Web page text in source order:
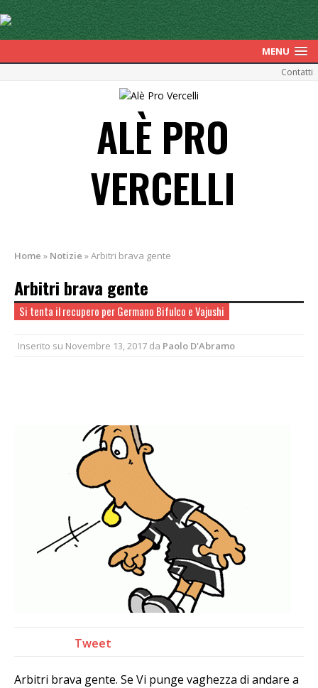
MENU
Contatti
ALÈ PRO
VERCELLI
Home » Notizie »Arbitri brava gente
Arbitri brava gente
Si tenta il recupero per Germano Bifulco e Vajushi
Inserito su Novembre 13, 2017 da Paolo D'Abramo
Tweet
Arbitri brava gente. Se Vi punge vaghezza di andare a